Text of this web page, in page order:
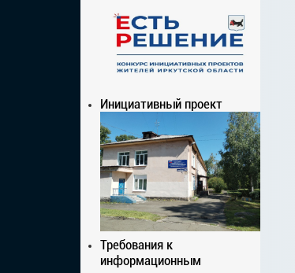
Инициативный проект
Требования к
информационным